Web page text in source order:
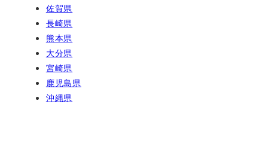
佐賀県
長崎県
熊本県
大分県
宮崎県
鹿児島県
沖縄県